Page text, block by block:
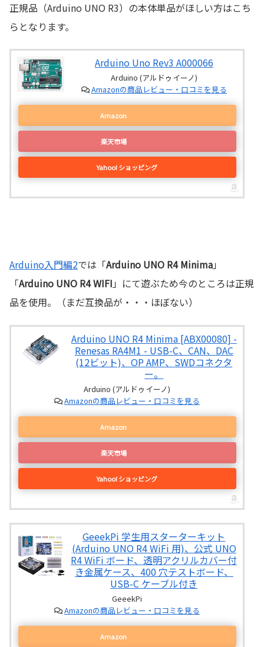
正規品（Arduino UNO R3）の本体単品がほしい方はこち
らとなります。
Arduino Uno Rev3 A000066
Arduino (アルドゥイーノ)
Amazonの商品レビュー・口コミを見る
Amazon
楽天市場
Yahoo! ショッピング
Arduino入門編2では「Arduino UNO R4 Minima」
「Arduino UNO R4 WIFI 」にて遊ぶため今のところは正規
品を使用。（まだ互換品が・・・ほぼない）
Arduino UNO R4 Minima [ABX00080] -
Renesas RA4M1 - USB-C、CAN、DAC
(12ビット)、OP AMP、SWDコネクタ
ー。
Arduino (アルドゥイーノ)
Amazonの商品レビュー・口コミを見る
Amazon
楽天市場
Yahoo! ショッピング
GeeekPi 学生用スターターキット
(Arduino UNO R4 WiFi 用)、公式 UNO
R4 WiFi ボード、透明アクリルカバー付
き金属ケース、400 穴テストボード、
USB-C ケーブル付き
GeeekPi
Amazonの商品レビュー・口コミを見る
Amazon